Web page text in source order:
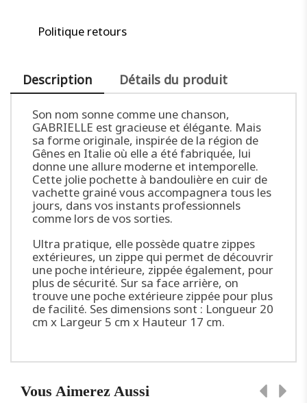
Politique retours
Description Détails du produit
Son nom sonne comme une chanson,
GABRIELLE est gracieuse et élégante. Mais
sa forme originale, inspirée de la région de
Gênes en Italie où elle a été fabriquée, lui
donne une allure moderne et intemporelle.
Cette jolie pochette à bandoulière en cuir de
vachette grainé vous accompagnera tous les
jours, dans vos instants professionnels
comme lors de vos sorties.
Ultra pratique, elle possède quatre zippes
extérieures, un zippe qui permet de découvrir
une poche intérieure, zippée également, pour
plus de sécurité. Sur sa face arrière, on
trouve une poche extérieure zippée pour plus
de facilité. Ses dimensions sont : Longueur 20
cm x Largeur 5 cm x Hauteur 17 cm.
Vous Aimerez Aussi